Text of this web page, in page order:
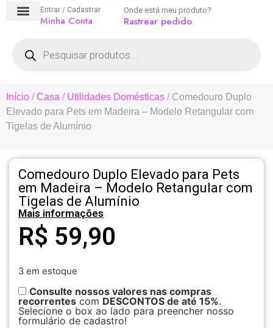
Entrar / Cadastrar
Minha Conta
Onde está meu produto?
Rastrear pedido
Início /Casa / Utilidades Domésticas / Comedouro Duplo
Elevado para Pets em Madeira – Modelo Retangular com
Tigelas de Alumínio
Comedouro Duplo Elevado para Pets
em Madeira – Modelo Retangular com
Tigelas de Alumínio
Mais informações
R$ 59,90
3 em estoque
Consulte nossos valores nas compras
recorrentes com DESCONTOS de até 15%.
Selecione o box ao lado para preencher nosso
formulário de cadastro!